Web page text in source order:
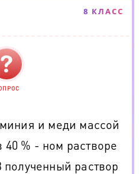
8 КЛАСС
и меди массой
40 % - ном растворе
раствор